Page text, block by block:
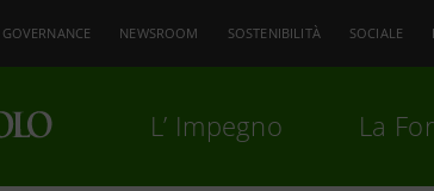
GOVERNANCE NEWSROOM SOSTENIBILITÀ SOCIALE
L’ Impegno La